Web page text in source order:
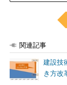
関連記事
建設技
き方改